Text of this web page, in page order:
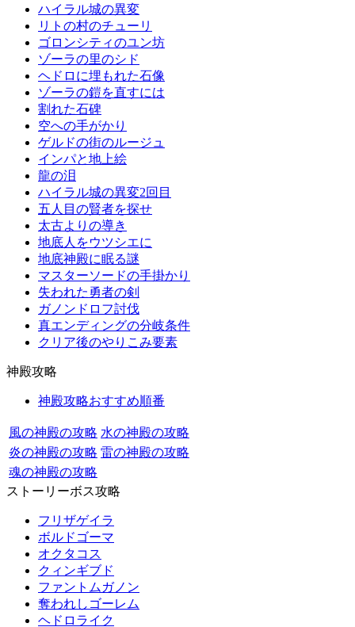
ハイラル城の異変
リトの村のチューリ
ゴロンシティのユン坊
ゾーラの里のシド
ヘドロに埋もれた石像
ゾーラの鎧を直すには
割れた石碑
空への手がかり
ゲルドの街のルージュ
インパと地上絵
龍の泪
ハイラル城の異変2回目
五人目の賢者を探せ
太古よりの導き
地底人をウツシエに
地底神殿に眠る謎
マスターソードの手掛かり
失われた勇者の剣
ガノンドロフ討伐
真エンディングの分岐条件
クリア後のやりこみ要素
神殿攻略
神殿攻略おすすめ順番
風の神殿の攻略 水の神殿の攻略
炎の神殿の攻略 雷の神殿の攻略
魂の神殿の攻略
ストーリーボス攻略
フリザゲイラ
ボルドゴーマ
オクタコス
クィンギブド
ファントムガノン
奪われしゴーレム
ヘドロライク